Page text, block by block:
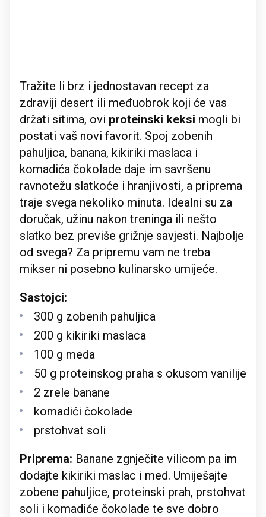
Tražite li brz i jednostavan recept za
zdraviji desert ili međuobrok koji će vas
držati sitima, ovi proteinski keksi mogli bi
postati vaš novi favorit. Spoj zobenih
pahuljica, banana, kikiriki maslaca i
komadića čokolade daje im savršenu
ravnotežu slatkoće i hranjivosti, a priprema
traje svega nekoliko minuta. Idealni su za
doručak, užinu nakon treninga ili nešto
slatko bez previše grižnje savjesti. Najbolje
od svega? Za pripremu vam ne treba
mikser ni posebno kulinarsko umijeće.
Sastojci:
300 g zobenih pahuljica
200 g kikiriki maslaca
100 g meda
50 g proteinskog praha s okusom vanilije
2 zrele banane
komadići čokolade
prstohvat soli
Priprema: Banane zgnječite vilicom pa im
dodajte kikiriki maslac i med. Umiješajte
zobene pahuljice, proteinski prah, prstohvat
soli i komadiće čokolade te sve dobro